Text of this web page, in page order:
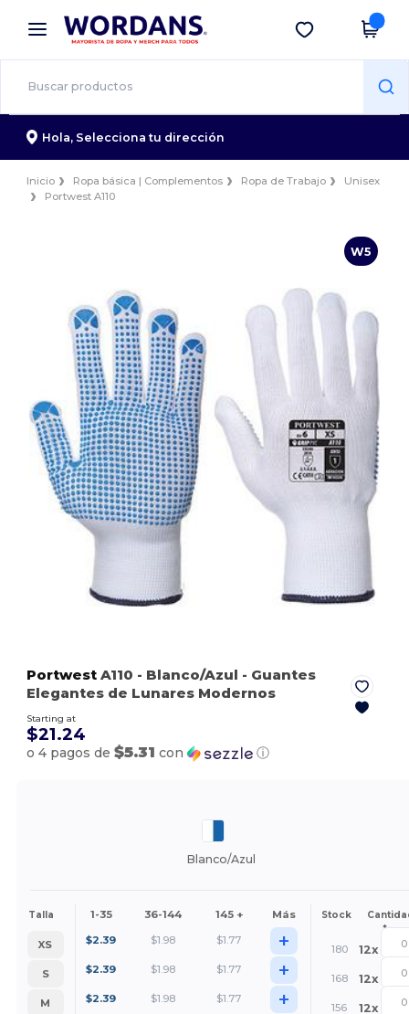
× App de Wordans
¡Mejores precios en app!
Descargar app
Hola, Selecciona tu dirección
Inicio Ropa básica | Complementos Ropa de Trabajo
Unisex
Portwest A110
W5
Portwest A110 - Blanco/Azul - Guantes
Elegantes de Lunares Modernos
Starting at
$21.24
o 4 pagos de$5.31 con ⓘ
Blanco/Azul
Talla 1-35 36-144 145 + Más Stock
*
XS $2.39 $1.98 $1.77 + 180 12x
S $2.39 $1.98 $1.77 + 168 12x
M $2.39 $1.98 $1.77 + 156 12x